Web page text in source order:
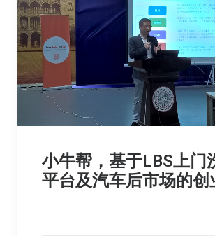
小牛帮，基于LBS上门
平台及汽车后市场的创